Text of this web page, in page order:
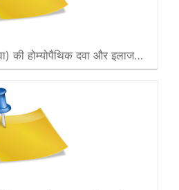
की होम्योपैथिक दवा और इलाज…